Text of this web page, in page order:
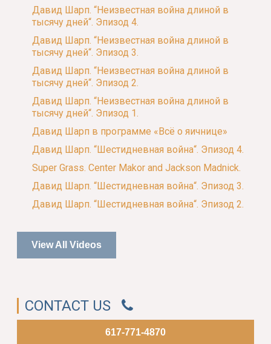
Давид Шарп. “Неизвестная война длиной в
тысячу дней“. Эпизод 4.
Давид Шарп. “Неизвестная война длиной в
тысячу дней“. Эпизод 3.
Давид Шарп. “Неизвестная война длиной в
тысячу дней“. Эпизод 2.
Давид Шарп. “Неизвестная война длиной в
тысячу дней“. Эпизод 1.
Давид Шарп в программе «Всё о яичнице»
Давид Шарп. “Шестидневная война“. Эпизод 4.
Super Grass. Center Makor and Jackson Madnick.
Давид Шарп. “Шестидневная война“. Эпизод 3.
Давид Шарп. “Шестидневная война“. Эпизод 2.
View All Videos
CONTACT US
617-771-4870